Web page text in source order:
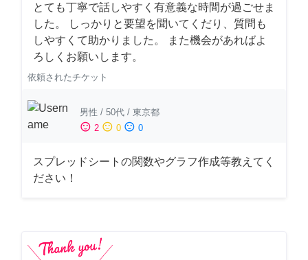
とても丁寧で話しやすく有意義な時間が過ごせま
した。 しっかりと要望を聞いてくだり、質問も
しやすくて助かりました。 また機会があればよ
ろしくお願いします。
依頼されたチケット
男性 / 50代 / 東京都
sentiment_satisfied 2 sentiment_neutral 0 sentiment_dissatisfied 0
スプレッドシートの関数やグラフ作成等教えてく
ださい！